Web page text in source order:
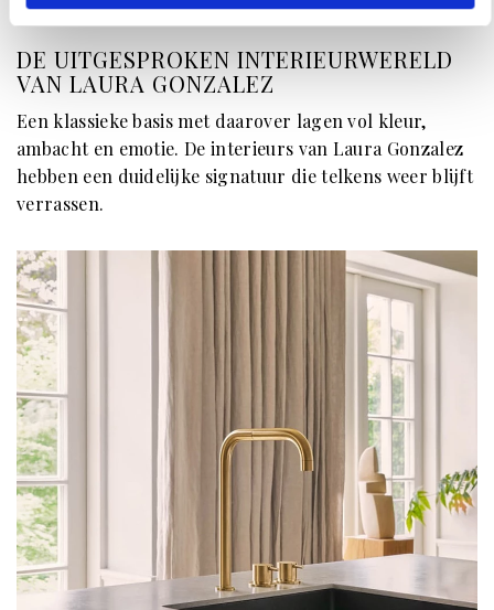
INTERIEUR
DE UITGESPROKEN INTERIEURWERELD
VAN LAURA GONZALEZ
Een klassieke basis met daarover lagen vol kleur,
ambacht en emotie. De interieurs van Laura Gonzalez
hebben een duidelijke signatuur die telkens weer blijft
verrassen.